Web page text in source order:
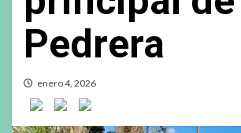
Pedrera
enero 4, 2026